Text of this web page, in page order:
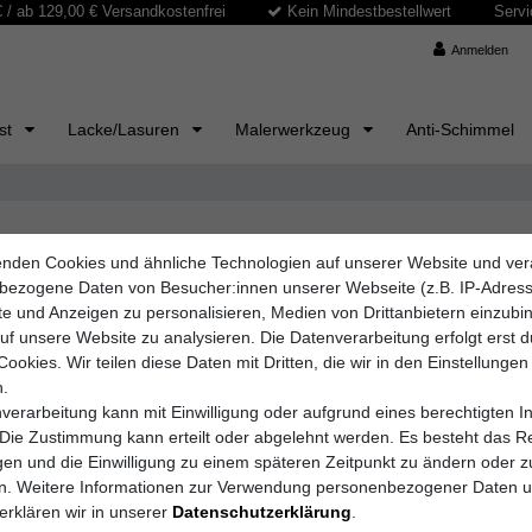
ab 129,00 € Versandkostenfrei Kein Mindestbestellwert
Anmelden
Lacke/Lasuren Malerwerkzeug Anti-Schimmel
Schutz in Perfektion
mit einzigartigen Gestaltungsmöglichkeiten. Diese
ihrer Vielseitigkeit und Widerstandsfähigkeit setzen sie Maßstäbe
Cookies und ähnliche Technologien auf unserer Website und
Daten von Besucher:innen unserer Webseite (z.B. IP-
und Anzeigen zu personalisieren, Medien von Drittanbietern
unsere Website zu analysieren. Die Datenverarbeitung erfolgt erst
Wir teilen diese Daten mit Dritten, die wir in den Einstellungen
kann mit Einwilligung oder aufgrund eines berechtigten
Zustimmung kann erteilt oder abgelehnt werden. Es besteht das
und die Einwilligung zu einem späteren Zeitpunkt zu ändern oder
Weitere Informationen zur Verwendung personenbezogener Daten
wir in unserer Daten­schutz­erklärung